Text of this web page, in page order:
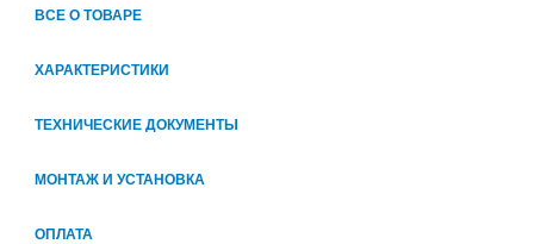
ВСЕ О ТОВАРЕ
ХАРАКТЕРИСТИКИ
ТЕХНИЧЕСКИЕ ДОКУМЕНТЫ
МОНТАЖ И УСТАНОВКА
ОПЛАТА